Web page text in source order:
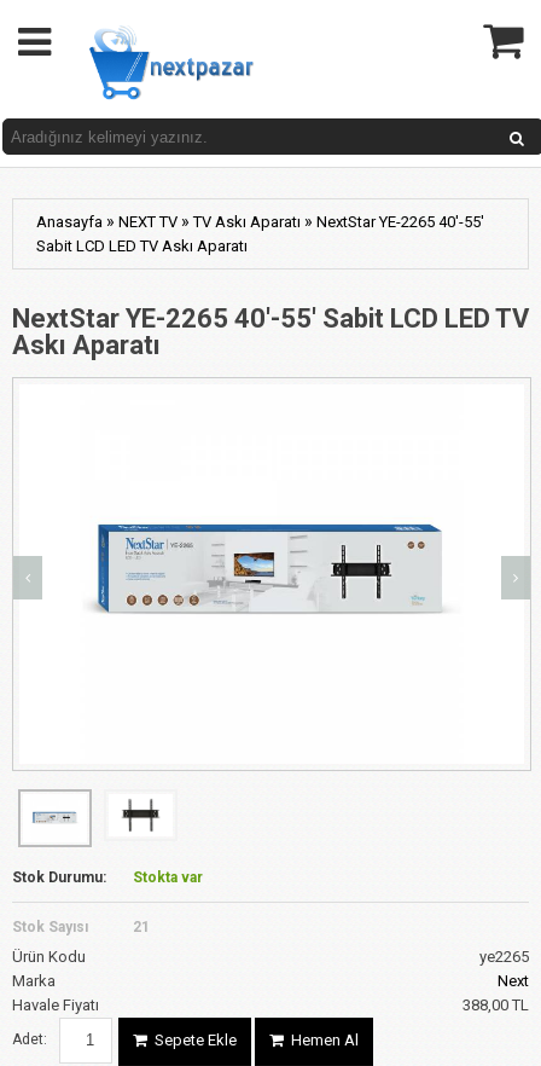
Anasayfa » NEXT TV » TV Askı Aparatı » NextStar YE-2265 40'-55'
Sabit LCD LED TV Askı Aparatı
NextStar YE-2265 40'-55' Sabit LCD LED TV
Askı Aparatı
Stok Durumu: Stokta var
Stok Sayısı 21
Ürün Kodu
ye2265
Marka
Next
Havale Fiyatı
388,00 TL
Adet: Sepete Ekle Hemen Al